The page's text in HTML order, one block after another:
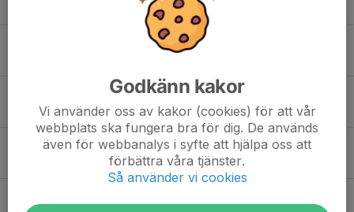
0
INSTÄLLD MATCH IDAG MOT EKF!!
Träningsmatch 19 Nov och träningstider!
1 nov 2022 1
Sista träningen innan Höstlovet!
24 okt 2022 0
Godkänn kakor
Vi använder oss av kakor (cookies) för att vår
webbplats ska fungera bra för dig. De används
även för webbanalys i syfte att hjälpa oss att
förbättra våra tjänster.
Så använder vi cookies